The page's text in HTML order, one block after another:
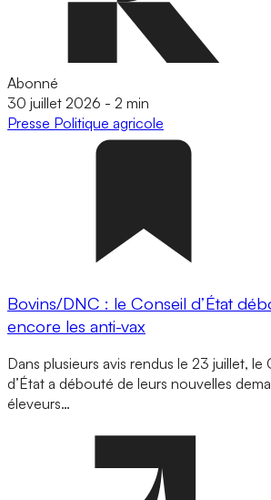
Abonné
30 juillet 2026 - 2 min
Presse Politique agricole
Bovins/DNC : le Conseil d’État
encore les anti-vax
Dans plusieurs avis rendus le 23 juillet, le
d’État a débouté de leurs nouvelles
éleveurs…